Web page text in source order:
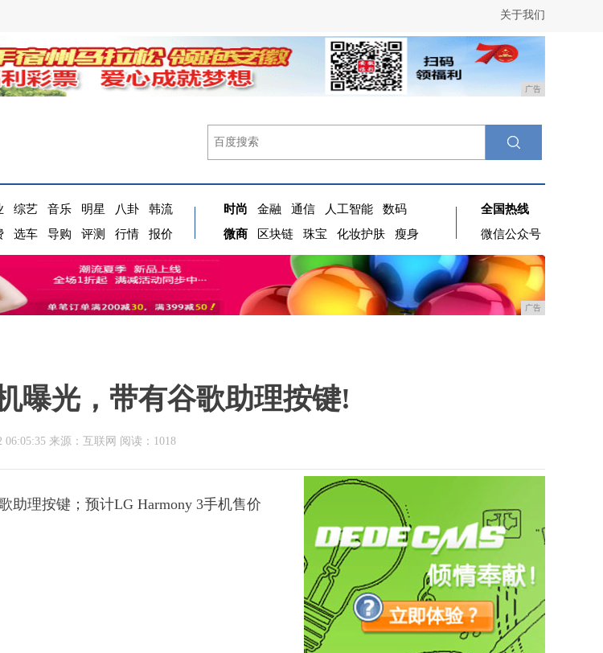
关于我们
广告
综艺 音乐 明星 八卦
韩流
选车 导购 评测 行情 报价
时尚 金融 通信 人工智能
数码
微商
区块链 珠宝 化妆护肤 瘦身
全国热线
微信公众号
广告
曝光，带有谷歌助理按键!
06:05:35 来源：互联网 阅读：1018
助理按键；预计LG Harmony 3手机售价